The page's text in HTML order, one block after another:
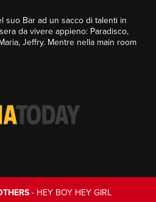
- HEY BOY HEY GIRL
suo Bar ad un sacco di talenti in
da vivere appieno: Paradisco,
Jeffry. Mentre nella main room